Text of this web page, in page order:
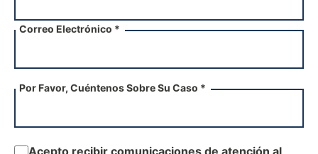
Correo Electrónico *
Por Favor, Cuéntenos Sobre Su Caso *
Acepto recibir comunicaciones de atención al